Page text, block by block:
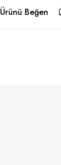
Ürünü Beğen